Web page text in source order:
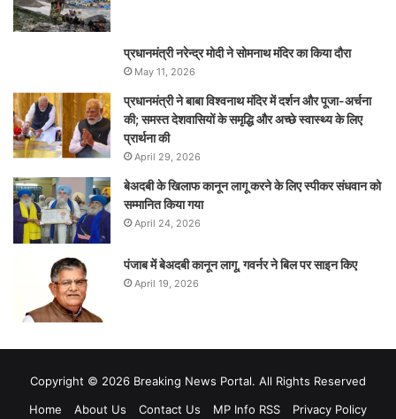
प्रधानमंत्री नरेन्‍द्र मोदी ने सोमनाथ मंदिर का किया दौरा
May 11, 2026
प्रधानमंत्री ने बाबा विश्वनाथ मंदिर में दर्शन और पूजा-अर्चना
की; समस्‍त देशवासियों के समृद्धि और अच्छे स्वास्थ्य के लिए
प्रार्थना की
April 29, 2026
बेअदबी के खिलाफ कानून लागू करने के लिए स्पीकर संधवान को
सम्मानित किया गया
April 24, 2026
पंजाब में बेअदबी कानून लागू, गवर्नर ने बिल पर साइन किए
April 19, 2026
Copyright © 2026 Breaking News Portal. All Rights Reserved
Home
About Us Contact Us MP Info RSS Privacy Policy